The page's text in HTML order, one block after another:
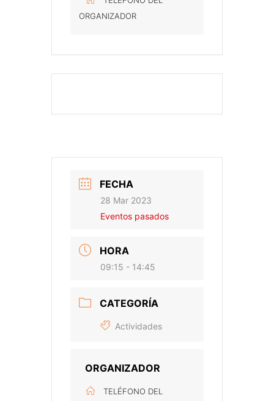
ORGANIZADOR
FECHA
28 Mar 2023
Eventos pasados
HORA
09:15 - 14:45
CATEGORÍA
Actividades
ORGANIZADOR
TELÉFONO DEL